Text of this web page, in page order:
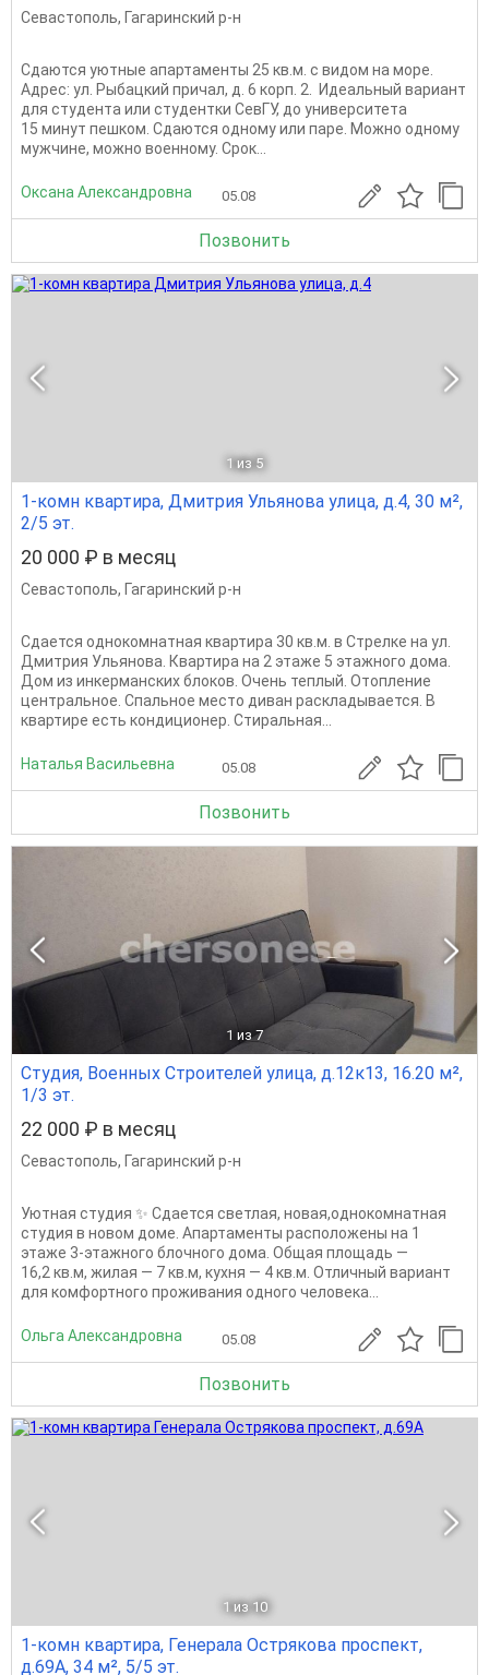
Севастополь, Гагаринский р-н
Сдаются уютные апартаменты 25 кв.м. с видом на море.
Адрес: ул. Рыбацкий причал, д. 6 корп. 2. Идеальный вариант
для студента или студентки СевГУ, до университета
15 минут пешком. Сдаются одному или паре. Можно одному
мужчине, можно военному. Срок...
Оксана Александровна 05.08
Позвонить
1 из 5
1-комн квартира, Дмитрия Ульянова улица, д.4, 30 м²,
2/5 эт.
20 000 ₽ в месяц
Севастополь, Гагаринский р-н
Сдается однокомнатная квартира 30 кв.м. в Стрелке на ул.
Дмитрия Ульянова. Квартира на 2 этаже 5 этажного дома.
Дом из инкерманских блоков. Очень теплый. Отопление
центральное. Спальное место диван раскладывается. В
квартире есть кондиционер. Стиральная...
Наталья Васильевна 05.08
Позвонить
1 из 7
Студия, Военных Строителей улица, д.12к13, 16.20 м²,
1/3 эт.
22 000 ₽ в месяц
Севастополь, Гагаринский р-н
Уютная студия ✨ Сдается светлая, новая,однокомнатная
студия в новом доме. Апартаменты расположены на 1
этаже 3-этажного блочного дома. Общая площадь —
16,2 кв.м, жилая — 7 кв.м, кухня — 4 кв.м. Отличный вариант
для комфортного проживания одного человека...
Ольга Александровна 05.08
Позвонить
1 из 10
1-комн квартира, Генерала Острякова проспект,
д.69А, 34 м², 5/5 эт.